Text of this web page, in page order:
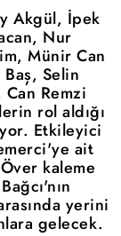
Akgül, İpek
Nur
Münir Can
Selin
Can Remzi
rol aldığı
Etkileyici
ait
kaleme
yerini
gelecek.